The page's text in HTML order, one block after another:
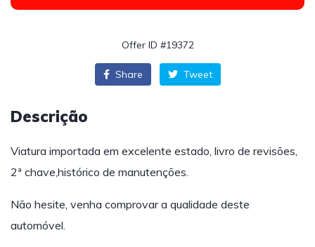
Offer ID #19372
Share Tweet
Descrição
Viatura importada em excelente estado, livro de revisões,
2ª chave,histórico de manutenções.
Não hesite, venha comprovar a qualidade deste
automóvel.